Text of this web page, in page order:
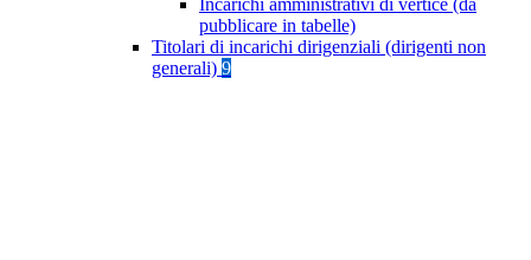
Incarichi amministrativi di vertice (da
pubblicare in tabelle)
Titolari di incarichi dirigenziali (dirigenti non
generali) 9